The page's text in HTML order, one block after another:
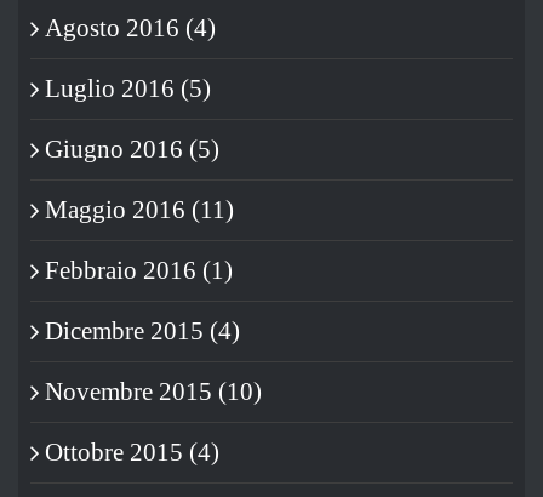
Agosto 2016 (4)
Luglio 2016 (5)
Giugno 2016 (5)
Maggio 2016 (11)
Febbraio 2016 (1)
Dicembre 2015 (4)
Novembre 2015 (10)
Ottobre 2015 (4)